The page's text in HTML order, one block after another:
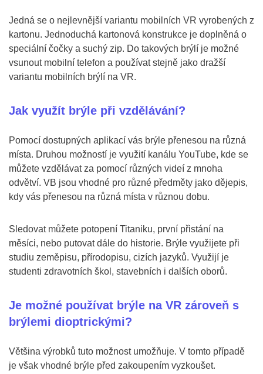
Jedná se o nejlevnější variantu mobilních VR vyrobených z
kartonu. Jednoduchá kartonová konstrukce je doplněná o
speciální čočky a suchý zip. Do takových brýlí je možné
vsunout mobilní telefon a používat stejně jako dražší
variantu mobilních brýlí na VR.
Jak využít brýle při vzdělávání?
Pomocí dostupných aplikací vás brýle přenesou na různá
místa. Druhou možností je využití kanálu YouTube, kde se
můžete vzdělávat za pomocí různých videí z mnoha
odvětví. VB jsou vhodné pro různé předměty jako dějepis,
kdy vás přenesou na různá místa v různou dobu.
Sledovat můžete potopení Titaniku, první přistání na
měsíci, nebo putovat dále do historie. Brýle využijete při
studiu zeměpisu, přírodopisu, cizích jazyků. Využijí je
studenti zdravotních škol, stavebních i dalších oborů.
Je možné používat brýle na VR zároveň s
brýlemi dioptrickými?
Většina výrobků tuto možnost umožňuje. V tomto případě
je však vhodné brýle před zakoupením vyzkoušet.